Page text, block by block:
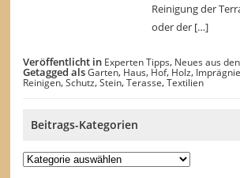
Reinigung der
oder der […]
Veröffentlicht in Experten Tipps, Neues aus
Getagged als Garten, Haus, Hof, Holz,
Reinigen,Schutz,Stein,Terasse,Textilien
Beitrags-Kategorien
Beitrags-
Kategorien